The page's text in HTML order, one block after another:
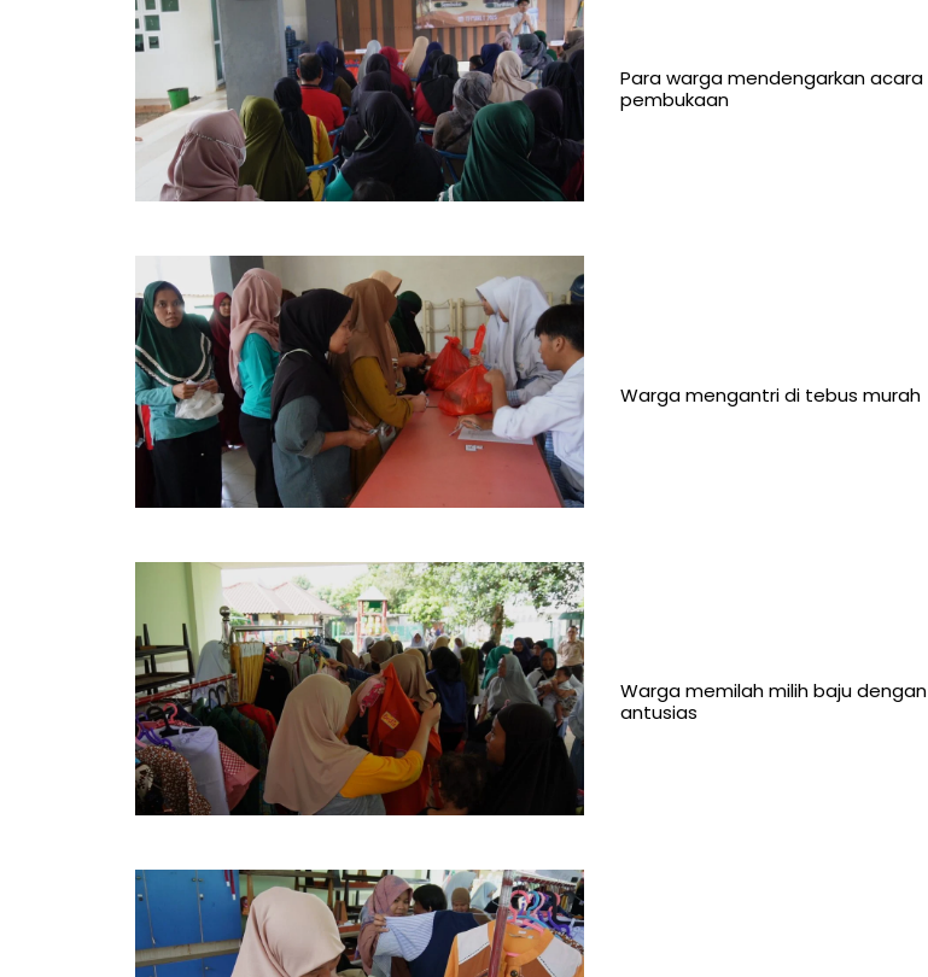
Para warga mendengarkan acara
pembukaan
Warga mengantri di tebus murah
Warga memilah milih baju dengan
antusias